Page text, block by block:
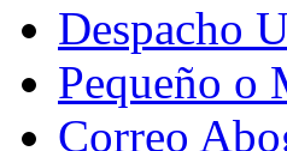
Despacho
Pequeño o
Correo